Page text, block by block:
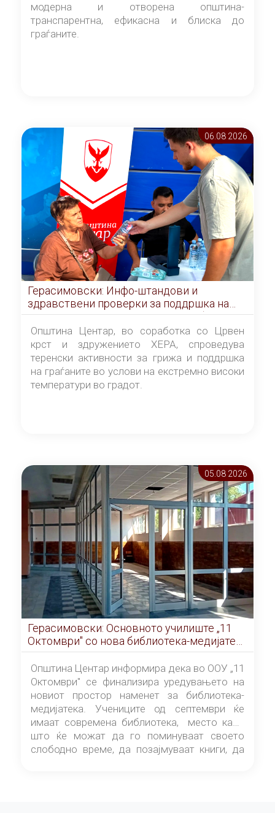
модерна и отворена општина-
транспарентна, ефикасна и блиска до
граѓаните.
06.08 2026
Герасимовски: Инфо-штандови и
здравствени проверки за поддршка на
граѓаните во услови на топлотен бран
Општина Центар, во соработка со Црвен
крст и здружението ХЕРА, спроведува
теренски активности за грижа и поддршка
на граѓаните во услови на екстремно високи
температури во градот.
05.08 2026
Герасимовски: Основното училиште „11
Октомври" со нова библиотека-медијатека
од септември
Општина Центар информира дека во ООУ „11
Октомври" се финализира уредувањето на
новиот простор наменет за библиотека-
медијатека. Учениците од септември ќе
имаат современа библиотека, место каде
што ќе можат да го поминуваат своето
слободно време, да позајмуваат книги, да